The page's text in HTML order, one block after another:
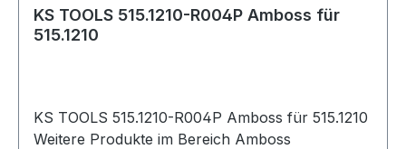
KS TOOLS 515.1210-R004P Amboss für
515.1210
KS TOOLS 515.1210-R004P Amboss für 515.1210
Weitere Produkte im Bereich Amboss